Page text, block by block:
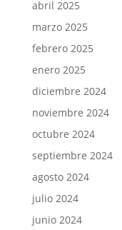
abril 2025
marzo 2025
febrero 2025
enero 2025
diciembre 2024
noviembre 2024
octubre 2024
septiembre 2024
agosto 2024
julio 2024
junio 2024